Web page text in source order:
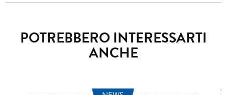
POTREBBERO INTERESSARTI
ANCHE